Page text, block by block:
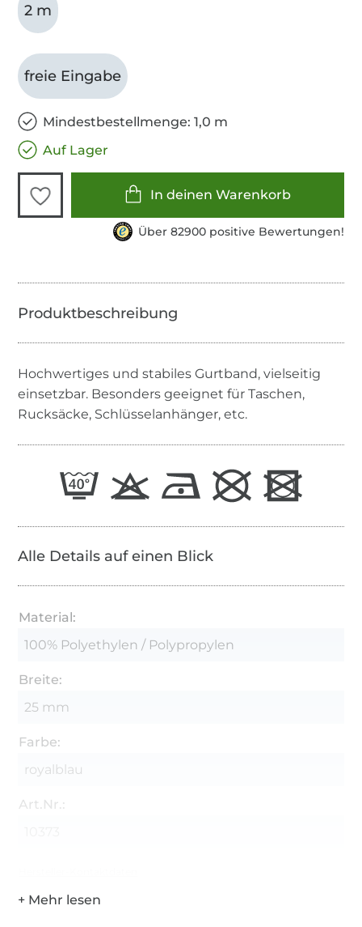
2 m
freie Eingabe
Mindestbestellmenge: 1,0 m
Auf Lager
In deinen Warenkorb
Über 82900 positive Bewertungen!
Hochwertiges und stabiles Gurtband, vielseitig
einsetzbar. Besonders geeignet für Taschen,
Rucksäcke, Schlüsselanhänger, etc.
Alle Details auf einen Blick
Material:
100% Polyethylen / Polypropylen
Breite:
25 mm
Farbe:
royalblau
Art.Nr.: